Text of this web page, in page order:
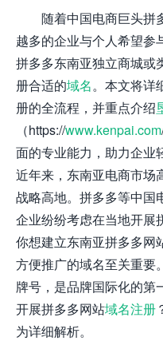
随着中国电商巨头拼
越多的企业与个人希望参
拼多多东南亚独立商城或
册合适的域名。本文将详
册的全流程，并重点介绍
（https://www.kenpai.com
面的专业能力，助力企业
近年来，东南亚电商市场
战略高地。拼多多等中国
企业纷纷考虑在当地开展
你想建立东南亚拼多多网
方便推广的域名至关重要
牌号，是品牌国际化的第
开展拼多多网站域名注册
为详细解析。